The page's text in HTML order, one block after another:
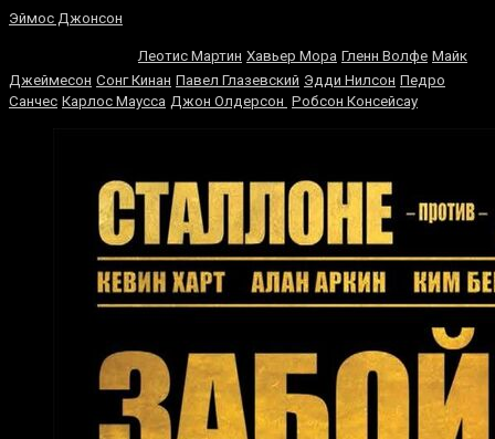
Эймос Джонсон
Леотис Мартин Хавьер Мора Гленн Волфе Майк
Джеймесон Сонг Кинан Павел Глазевский Эдди Нилсон Педро
Санчес Карлос Маусса Джон Олдерсон Робсон Консейсау